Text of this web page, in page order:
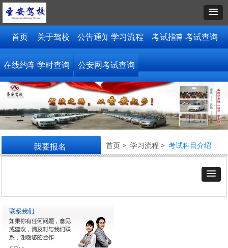
首页 关于驾校 公告通知 学习流程 考试指南 考试查询
在线约车 学时查询 公安网考试查询
我要报名 首页 > 学习流程 > 考试科目介绍